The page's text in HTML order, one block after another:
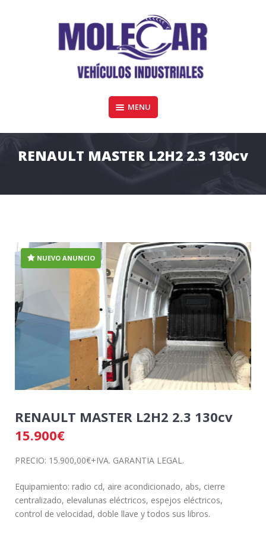
MOLECAR VEHÍCULOS COMERCIALES
Furgonetas y vehiculos industriales de todas las marcas en Córdoba
MENU
RENAULT MASTER L2H2 2.3 130cv
NUEVO ANUNCIO
RENAULT MASTER L2H2 2.3 130cv
15.900€
PRECIO: 15.900,00€+IVA. GARANTIA LEGAL.
Equipamiento: radio cd, aire acondicionado, abs, cierre
centralizado, elevalunas eléctricos, espejos eléctricos,
control de velocidad, doble llave y todos sus libros.